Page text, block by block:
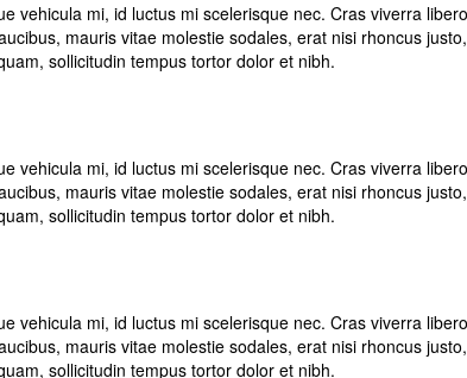
vehicula mi, id luctus mi scelerisque nec. Cras viverra
mauris vitae molestie sodales, erat nisi rhoncus
sollicitudin tempus tortor dolor et nibh.
vehicula mi, id luctus mi scelerisque nec. Cras viverra
mauris vitae molestie sodales, erat nisi rhoncus
sollicitudin tempus tortor dolor et nibh.
vehicula mi, id luctus mi scelerisque nec. Cras viverra
mauris vitae molestie sodales, erat nisi rhoncus
sollicitudin tempus tortor dolor et nibh.